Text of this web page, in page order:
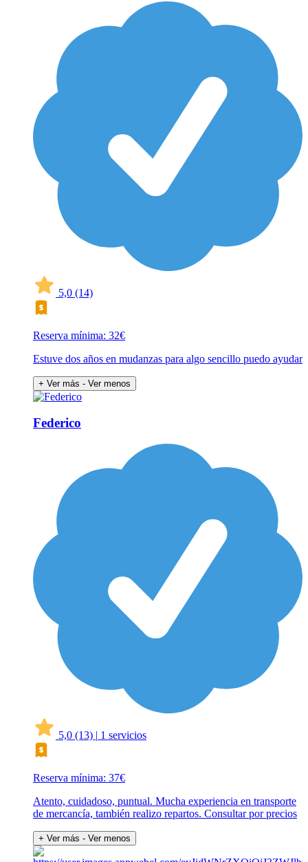
5,0 (14)
Reserva mínima: 32€
Estuve dos años en mudanzas para algo sencillo puedo ayudar
+ Ver más - Ver menos
Federico
5,0 (13) | 1 servicios
Reserva mínima: 37€
Atento, cuidadoso, puntual. Mucha experiencia en transporte
de mercancía, también realizo repartos. Consultar por precios
+ Ver más - Ver menos